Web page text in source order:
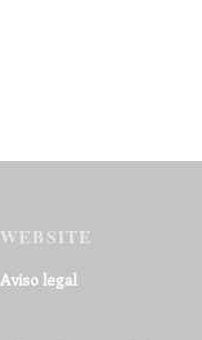
WEBSITE
Aviso legal